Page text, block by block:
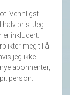
Vennligst
pris. Jeg
er inkludert.
meg til å
jeg ikke
abonnenter,
person.